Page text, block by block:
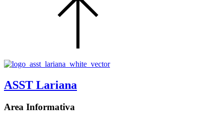
ASST Lariana
Area Informativa